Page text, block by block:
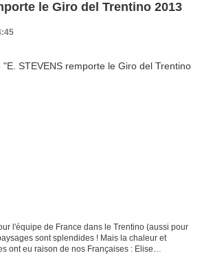
le Giro del Trentino 2013
l'équipe de France dans le Trentino (aussi pour
sont splendides ! Mais la chaleur et
ont eu raison de nos Françaises : Elise